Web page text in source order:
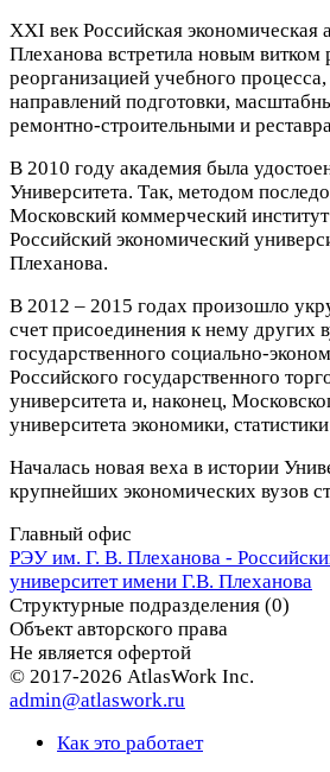
XXI век Российская экономическая
Плеханова встретила новым
реорганизацией учебного
направлений подготовки,
ремонтно‑строительными и
В 2010 году академия была
Университета. Так, методом
Московский коммерческий
Российский экономический
Плеханова.
В 2012 – 2015 годах произошло
счет присоединения к нему других
государственного
Российского государственного
университета и, наконец,
университета экономики,
Началась новая веха в истории
крупнейших экономических вузов
Главный офис
РЭУ им. Г. В. Плеханова -
университет имени Г.В. Плеханова
Структурные подразделения (0)
Объект авторского права
Не является офертой
© 2017-2026 AtlasWork Inc.
admin@atlaswork.ru
Как это работает